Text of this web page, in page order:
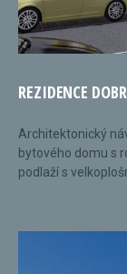
REZIDENCE
Architektonický
bytového domu s
podlaží s